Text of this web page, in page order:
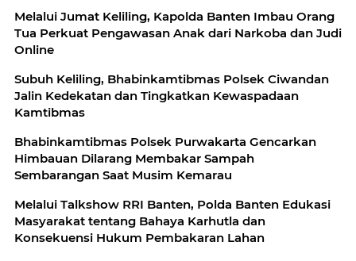
Melalui Jumat Keliling, Kapolda Banten Imbau Orang
Tua Perkuat Pengawasan Anak dari Narkoba dan Judi
Online
Subuh Keliling, Bhabinkamtibmas Polsek Ciwandan
Jalin Kedekatan dan Tingkatkan Kewaspadaan
Kamtibmas
Bhabinkamtibmas Polsek Purwakarta Gencarkan
Himbauan Dilarang Membakar Sampah
Sembarangan Saat Musim Kemarau
Melalui Talkshow RRI Banten, Polda Banten Edukasi
Masyarakat tentang Bahaya Karhutla dan
Konsekuensi Hukum Pembakaran Lahan